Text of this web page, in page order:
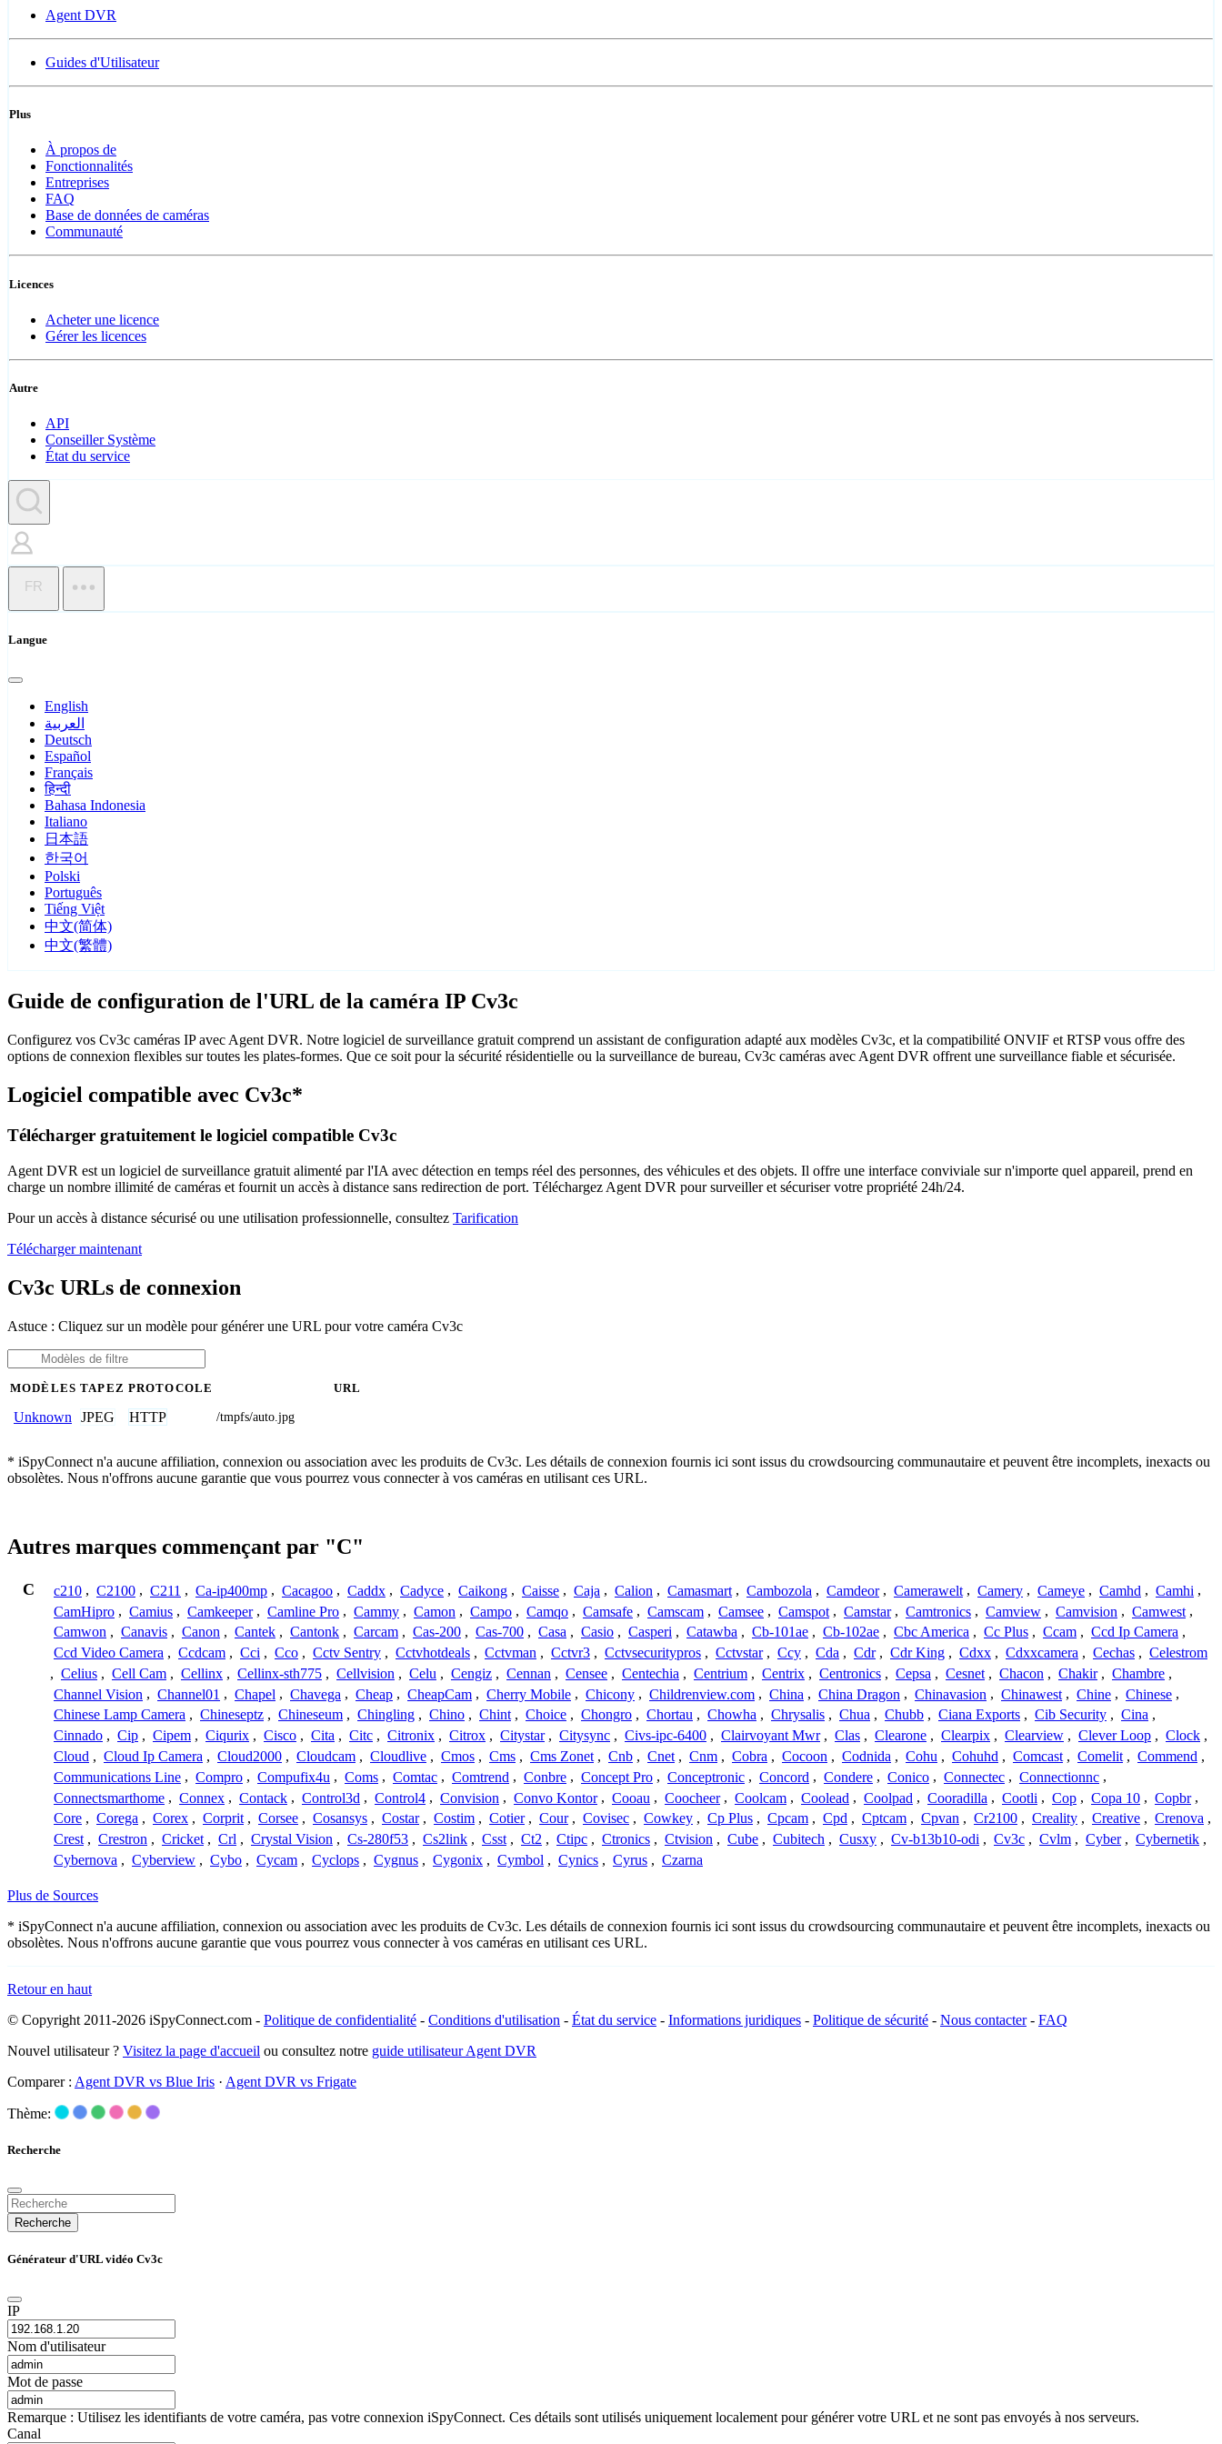
Agent DVR
Guides d'Utilisateur
Plus
À propos de
Fonctionnalités
Entreprises
FAQ
Base de données de caméras
Communauté
Licences
Acheter une licence
Gérer les licences
Autre
API
Conseiller Système
État du service
FR
Langue
English
العربية
Deutsch
Español
Français
हिन्दी
Bahasa Indonesia
Italiano
日本語
한국어
Polski
Português
Tiếng Việt
中文(简体)
中文(繁體)
Guide de configuration de l'URL de la caméra IP Cv3c
Configurez vos Cv3c caméras IP avec Agent DVR. Notre logiciel de surveillance gratuit comprend un assistant de configuration adapté aux modèles Cv3c, et la compatibilité ONVIF et RTSP vous offre des
options de connexion flexibles sur toutes les plates-formes. Que ce soit pour la sécurité résidentielle ou la surveillance de bureau, Cv3c caméras avec Agent DVR offrent une surveillance fiable et sécurisée.
Logiciel compatible avec Cv3c*
Télécharger gratuitement le logiciel compatible Cv3c
Agent DVR est un logiciel de surveillance gratuit alimenté par l'IA avec détection en temps réel des personnes, des véhicules et des objets. Il offre une interface conviviale sur n'importe quel appareil, prend en
charge un nombre illimité de caméras et fournit un accès à distance sans redirection de port. Téléchargez Agent DVR pour surveiller et sécuriser votre propriété 24h/24.
Pour un accès à distance sécurisé ou une utilisation professionnelle, consultez Tarification
Télécharger maintenant
Cv3c URLs de connexion
Astuce : Cliquez sur un modèle pour générer une URL pour votre caméra Cv3c
MODÈLES TAPEZ PROTOCOLE URL
Unknown JPEG HTTP /tmpfs/auto.jpg
* iSpyConnect n'a aucune affiliation, connexion ou association avec les produits de Cv3c. Les détails de connexion fournis ici sont issus du crowdsourcing communautaire et peuvent être incomplets, inexacts ou
obsolètes. Nous n'offrons aucune garantie que vous pourrez vous connecter à vos caméras en utilisant ces URL.
Autres marques commençant par "C"
C c210 , C2100 , C211 , Ca-ip400mp , Cacagoo , Caddx , Cadyce , Caikong , Caisse , Caja , Calion , Camasmart , Cambozola , Camdeor , Camerawelt , Camery , Cameye , Camhd , Camhi ,
CamHipro , Camius , Camkeeper , Camline Pro , Cammy , Camon , Campo , Camqo , Camsafe , Camscam , Camsee , Camspot , Camstar , Camtronics , Camview , Camvision , Camwest ,
Camwon , Canavis , Canon , Cantek , Cantonk , Carcam , Cas-200 , Cas-700 , Casa , Casio , Casperi , Catawba , Cb-101ae , Cb-102ae , Cbc America , Cc Plus , Ccam , Ccd Ip Camera ,
Ccd Video Camera , Ccdcam , Cci , Cco , Cctv Sentry , Cctvhotdeals , Cctvman , Cctvr3 , Cctvsecuritypros , Cctvstar , Ccy , Cda , Cdr , Cdr King , Cdxx , Cdxxcamera , Cechas , Celestrom
, Celius , Cell Cam , Cellinx , Cellinx-sth775 , Cellvision , Celu , Cengiz , Cennan , Censee , Centechia , Centrium , Centrix , Centronics , Cepsa , Cesnet , Chacon , Chakir , Chambre ,
Channel Vision , Channel01 , Chapel , Chavega , Cheap , CheapCam , Cherry Mobile , Chicony , Childrenview.com , China , China Dragon , Chinavasion , Chinawest , Chine , Chinese ,
Chinese Lamp Camera , Chineseptz , Chineseum , Chingling , Chino , Chint , Choice , Chongro , Chortau , Chowha , Chrysalis , Chua , Chubb , Ciana Exports , Cib Security , Cina ,
Cinnado , Cip , Cipem , Ciqurix , Cisco , Cita , Citc , Citronix , Citrox , Citystar , Citysync , Civs-ipc-6400 , Clairvoyant Mwr , Clas , Clearone , Clearpix , Clearview , Clever Loop , Clock ,
Cloud , Cloud Ip Camera , Cloud2000 , Cloudcam , Cloudlive , Cmos , Cms , Cms Zonet , Cnb , Cnet , Cnm , Cobra , Cocoon , Codnida , Cohu , Cohuhd , Comcast , Comelit , Commend ,
Communications Line , Compro , Compufix4u , Coms , Comtac , Comtrend , Conbre , Concept Pro , Conceptronic , Concord , Condere , Conico , Connectec , Connectionnc ,
Connectsmarthome , Connex , Contack , Control3d , Control4 , Convision , Convo Kontor , Cooau , Coocheer , Coolcam , Coolead , Coolpad , Cooradilla , Cootli , Cop , Copa 10 , Copbr ,
Core , Corega , Corex , Corprit , Corsee , Cosansys , Costar , Costim , Cotier , Cour , Covisec , Cowkey , Cp Plus , Cpcam , Cpd , Cptcam , Cpvan , Cr2100 , Creality , Creative , Crenova ,
Crest , Crestron , Cricket , Crl , Crystal Vision , Cs-280f53 , Cs2link , Csst , Ct2 , Ctipc , Ctronics , Ctvision , Cube , Cubitech , Cusxy , Cv-b13b10-odi , Cv3c , Cvlm , Cyber , Cybernetik ,
Cybernova , Cyberview , Cybo , Cycam , Cyclops , Cygnus , Cygonix , Cymbol , Cynics , Cyrus , Czarna
Plus de Sources
* iSpyConnect n'a aucune affiliation, connexion ou association avec les produits de Cv3c. Les détails de connexion fournis ici sont issus du crowdsourcing communautaire et peuvent être incomplets, inexacts ou
obsolètes. Nous n'offrons aucune garantie que vous pourrez vous connecter à vos caméras en utilisant ces URL.
Retour en haut
© Copyright 2011-2026 iSpyConnect.com - Politique de confidentialité - Conditions d'utilisation - État du service - Informations juridiques - Politique de sécurité - Nous contacter- FAQ
Nouvel utilisateur ? Visitez la page d'accueil ou consultez notre guide utilisateur Agent DVR
Comparer : Agent DVR vs Blue Iris · Agent DVR vs Frigate
Thème:
Recherche
Recherche
Générateur d'URL vidéo Cv3c
IP
Nom d'utilisateur
Mot de passe
Remarque : Utilisez les identifiants de votre caméra, pas votre connexion iSpyConnect. Ces détails sont utilisés uniquement localement pour générer votre URL et ne sont pas envoyés à nos serveurs.
Canal